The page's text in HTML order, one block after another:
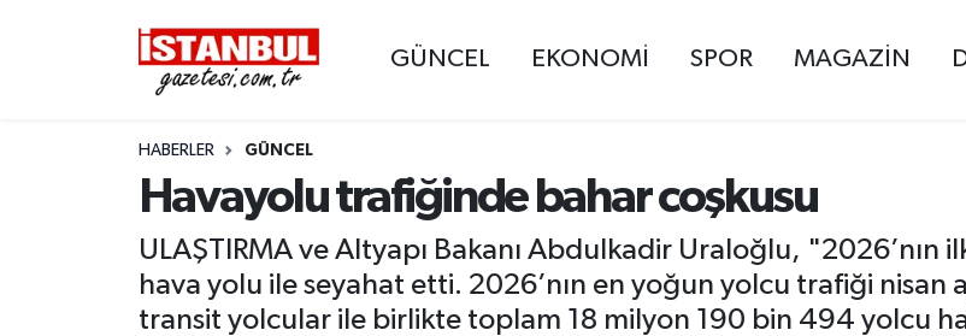
GÜNCEL EKONOMİ SPOR MAGAZİN
HABERLER GÜNCEL
Havayolu trafiğinde bahar coşkusu
ULAŞTIRMA ve Altyapı Bakanı Abdulkadir Uraloğlu, "2026’nın
hava yolu ile seyahat etti. 2026’nın en yoğun yolcu trafiği nisan
transit yolcular ile birlikte toplam 18 milyon 190 bin 494 yolcu
EKONOMİ
İSTANBUL
Nöbetçi Eczaneler
Hava Durumu
Trafik Durumu
Süper Lig Puan Durumu ve Fikstür